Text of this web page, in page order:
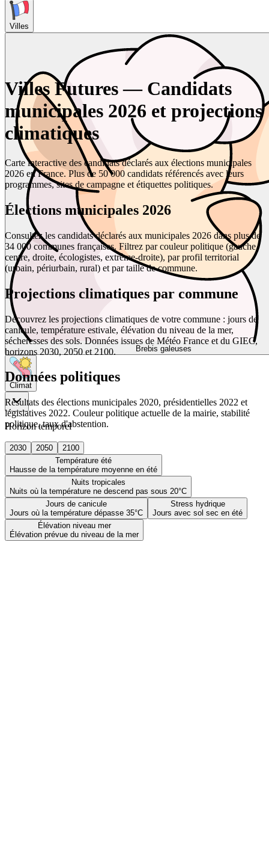
Villes
Brebis galeuses
Climat
Horizon temporel
2030 2050
2100
Température été
Hausse de la température moyenne en été
Nuits tropicales
Nuits où la température ne descend pas sous 20°C
Jours de canicule
Jours où la température dépasse 35°C
Stress hydrique
Jours avec sol sec en été
Élévation niveau mer
Élévation prévue du niveau de la mer
Villes Futures — Candidats
municipales 2026 et projections
climatiques
Carte interactive des candidats déclarés aux élections municipales
2026 en France. Plus de 50 000 candidats référencés avec leurs
programmes, sites de campagne et étiquettes politiques.
Élections municipales 2026
Consultez les candidats déclarés aux municipales 2026 dans plus de
34 000 communes françaises. Filtrez par couleur politique (gauche,
centre, droite, écologistes, extrême-droite), par profil territorial
(urbain, périurbain, rural) et par taille de commune.
Projections climatiques par commune
Découvrez les projections climatiques de votre commune : jours de
canicule, température estivale, élévation du niveau de la mer,
sécheresses des sols. Données issues de Météo France et du GIEC,
horizons 2030, 2050 et 2100.
Données politiques
Résultats des élections municipales 2020, présidentielles 2022 et
législatives 2022. Couleur politique actuelle de la mairie, stabilité
politique, taux d'abstention.